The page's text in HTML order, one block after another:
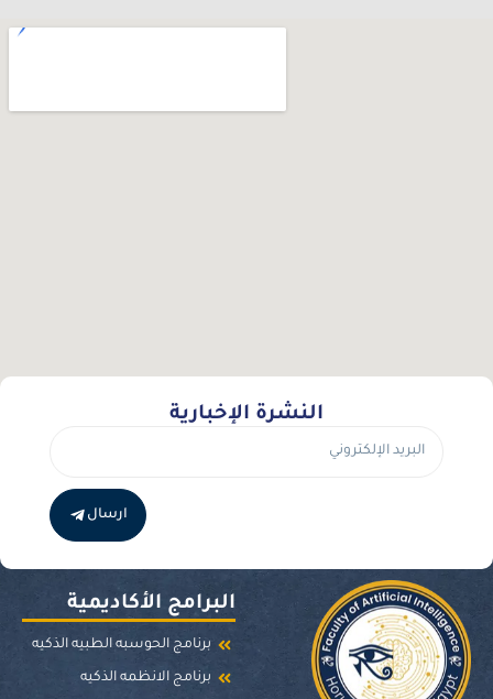
النشرة الإخبارية
ارسال
البرامج الأكاديمية
برنامج الحوسبه الطبيه الذكيه
برنامج الانظمه الذكيه